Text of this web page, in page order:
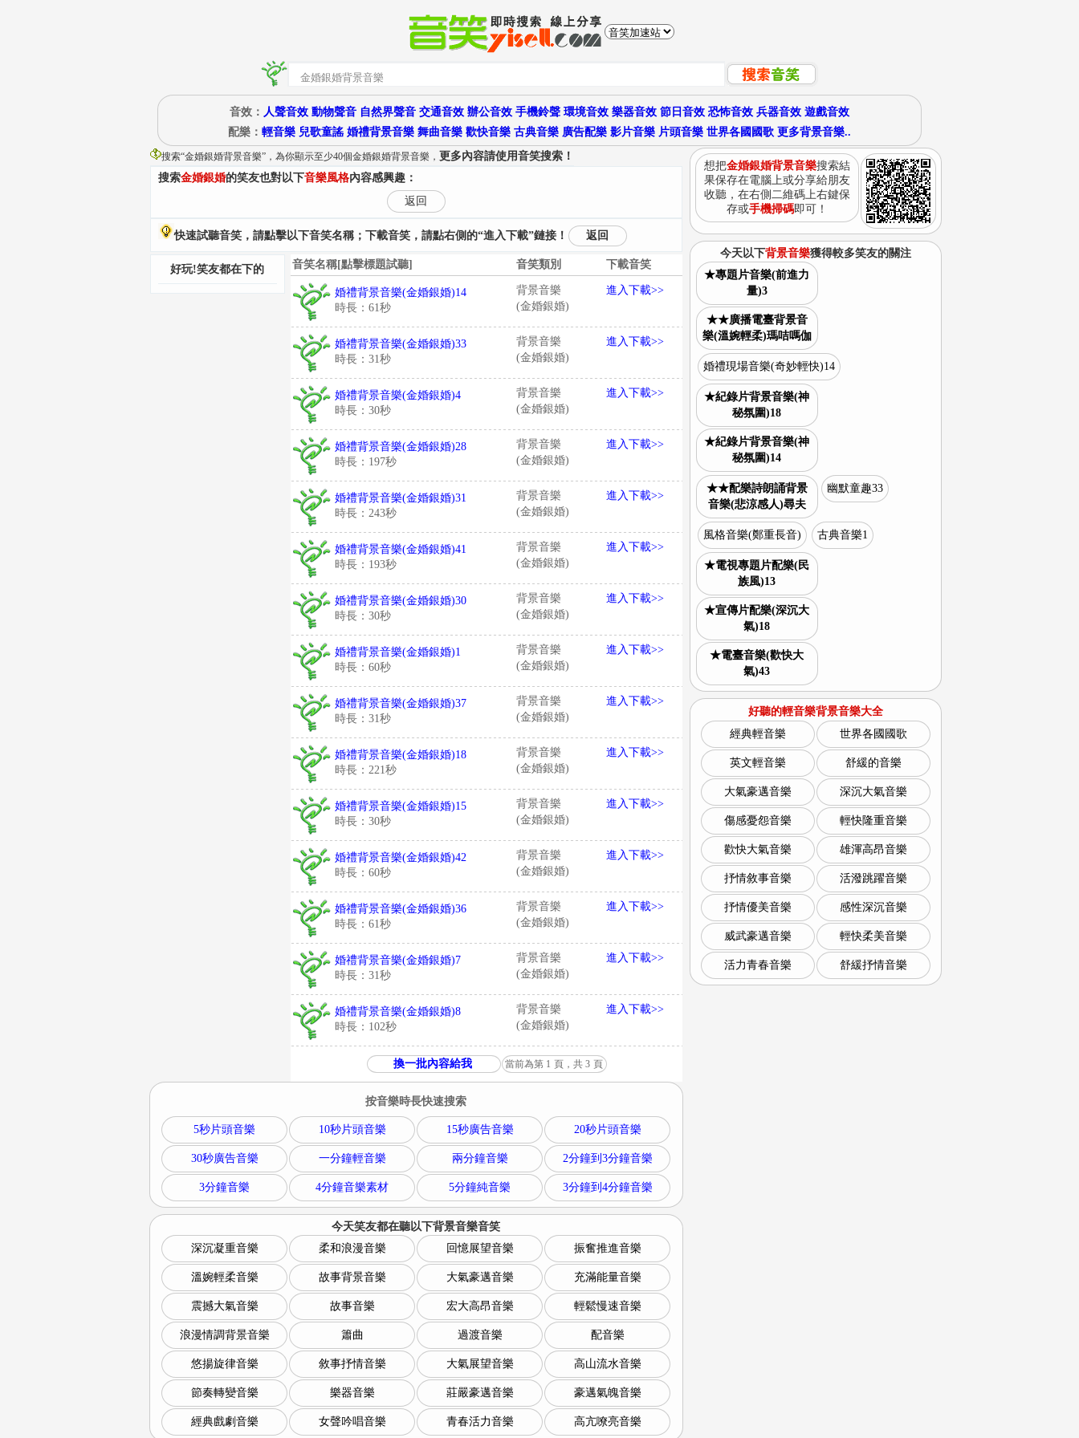
音效： 人聲音效 動物聲音 自然界聲音 交通音效 辦公音效 手機鈴聲 環境音效 樂器音效 節日音效 恐怖音效 兵器音效 遊戲音效
配樂： 輕音樂 兒歌童謠 婚禮背景音樂 舞曲音樂 歡快音樂 古典音樂 廣告配樂 影片音樂 片頭音樂 世界各國國歌 更多背景音樂..
搜索“金婚銀婚背景音樂”，為你顯示至少40個金婚銀婚背景音樂， 更多內容請使用音笑搜索！
搜索金婚銀婚的笑友也對以下音樂風格內容感興趣：
返回
快速試聽音笑，請點擊以下音笑名稱；下載音笑，請點右側的“進入下載”鏈接！ 返回
音笑名稱[點擊標題試聽] 音笑類別 下載音笑
婚禮背景音樂(金婚銀婚)14
時長：61秒
背景音樂
(金婚銀婚)
進入下載>>
婚禮背景音樂(金婚銀婚)33
時長：31秒
背景音樂
(金婚銀婚)
進入下載>>
婚禮背景音樂(金婚銀婚)4
時長：30秒
背景音樂
(金婚銀婚)
進入下載>>
婚禮背景音樂(金婚銀婚)28
時長：197秒
背景音樂
(金婚銀婚)
進入下載>>
婚禮背景音樂(金婚銀婚)31
時長：243秒
背景音樂
(金婚銀婚)
進入下載>>
婚禮背景音樂(金婚銀婚)41
時長：193秒
背景音樂
(金婚銀婚)
進入下載>>
婚禮背景音樂(金婚銀婚)30
時長：30秒
背景音樂
(金婚銀婚)
進入下載>>
婚禮背景音樂(金婚銀婚)1
時長：60秒
背景音樂
(金婚銀婚)
進入下載>>
婚禮背景音樂(金婚銀婚)37
時長：31秒
背景音樂
(金婚銀婚)
進入下載>>
婚禮背景音樂(金婚銀婚)18
時長：221秒
背景音樂
(金婚銀婚)
進入下載>>
婚禮背景音樂(金婚銀婚)15
時長：30秒
背景音樂
(金婚銀婚)
進入下載>>
婚禮背景音樂(金婚銀婚)42
時長：60秒
背景音樂
(金婚銀婚)
進入下載>>
婚禮背景音樂(金婚銀婚)36
時長：61秒
背景音樂
(金婚銀婚)
進入下載>>
婚禮背景音樂(金婚銀婚)7
時長：31秒
背景音樂
(金婚銀婚)
進入下載>>
婚禮背景音樂(金婚銀婚)8
時長：102秒
背景音樂
(金婚銀婚)
進入下載>>
換一批內容給我 當前為第 1 頁，共 3 頁
好玩!笑友都在下的
按音樂時長快速搜索
5秒片頭音樂 10秒片頭音樂 15秒廣告音樂 20秒片頭音樂
30秒廣告音樂 一分鐘輕音樂 兩分鐘音樂 2分鐘到3分鐘音樂
3分鐘音樂 4分鐘音樂素材 5分鐘純音樂 3分鐘到4分鐘音樂
今天笑友都在聽以下背景音樂音笑
深沉凝重音樂
柔和浪漫音樂 回憶展望音樂 振奮推進音樂
溫婉輕柔音樂 故事背景音樂 大氣豪邁音樂 充滿能量音樂
震撼大氣音樂 故事音樂 宏大高昂音樂 輕鬆慢速音樂
浪漫情調背景音樂 簫曲 過渡音樂 配音樂
悠揚旋律音樂 敘事抒情音樂 大氣展望音樂 高山流水音樂
節奏轉變音樂 樂器音樂 莊嚴豪邁音樂 豪邁氣魄音樂
經典戲劇音樂 女聲吟唱音樂 青春活力音樂 高亢嘹亮音樂
想把金婚銀婚背景音樂搜索結
果保存在電腦上或分享給朋友
收聽，在右側二維碼上右鍵保
存或手機掃碼即可！
今天以下背景音樂獲得較多笑友的關注
★專題片音樂(前進力
量)3
★★廣播電臺背景音
樂(溫婉輕柔)瑪咭嗎伽
婚禮現場音樂(奇妙輕快)14
★紀錄片背景音樂(神
秘氛圍)18
★紀錄片背景音樂(神
秘氛圍)14
★★配樂詩朗誦背景
音樂(悲涼感人)尋夫
幽默童趣33
風格音樂(鄭重長音) 古典音樂1
★電視專題片配樂(民
族風)13
★宣傳片配樂(深沉大
氣)18
★電臺音樂(歡快大
氣)43
好聽的輕音樂背景音樂大全
經典輕音樂
世界各國國歌
英文輕音樂 舒緩的音樂
大氣豪邁音樂 深沉大氣音樂
傷感憂怨音樂 輕快隆重音樂
歡快大氣音樂 雄渾高昂音樂
抒情敘事音樂 活潑跳躍音樂
抒情優美音樂 感性深沉音樂
威武豪邁音樂 輕快柔美音樂
活力青春音樂 舒緩抒情音樂